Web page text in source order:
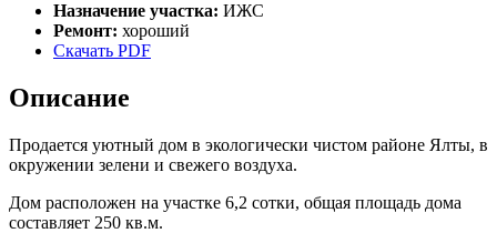
Назначение участка: ИЖС
Ремонт: хороший
Скачать PDF
Описание
Продается уютный дом в экологически чистом районе Ялты, в
окружении зелени и свежего воздуха.
Дом расположен на участке 6,2 сотки, общая площадь дома
составляет 250 кв.м.